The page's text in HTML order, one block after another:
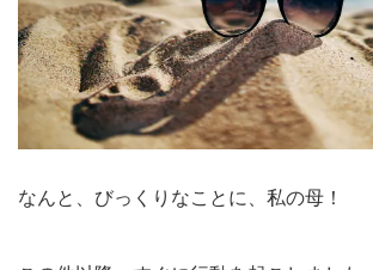
なんと、びっくりなことに、私の母！